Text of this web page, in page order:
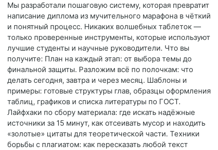
Мы разработали пошаговую систему, которая превратит
написание диплома из мучительного марафона в чёткий
и понятный процесс. Никаких волшебных таблеток —
только проверенные инструменты, которые используют
лучшие студенты и научные руководители. Что вы
получите: План на каждый этап: от выбора темы до
финальной защиты. Разложим всё по полочкам: что
делать сегодня, завтра и через месяц. Шаблоны и
примеры: готовые структуры глав, образцы оформления
таблиц, графиков и списка литературы по ГОСТ.
Лайфхаки по сбору материала: где искать надёжные
источники за 15 минут, как отсеивать мусор и находить
«золотые» цитаты для теоретической части. Техники
борьбы с плагиатом: как пересказать любой текст